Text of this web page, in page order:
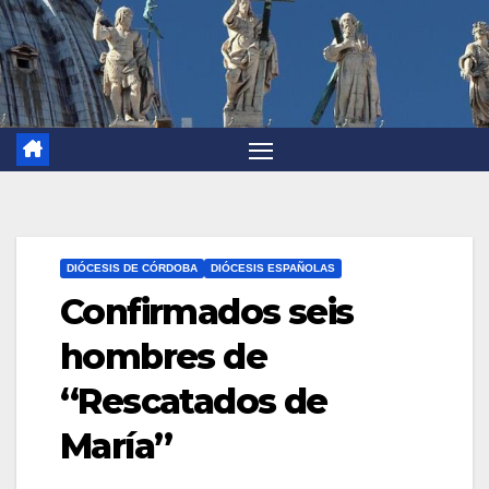
DIÓCESIS DE CÓRDOBA DIÓCESIS ESPAÑOLAS
Confirmados seis
hombres de
“Rescatados de
María”